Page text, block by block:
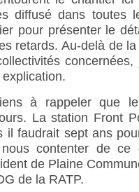
diffusé dans toutes
pour présenter le
retards. Au-delà de
explication.
à rappeler que
La station Front
il faudrait sept ans
contenter de ce
de Plaine
de la RATP.